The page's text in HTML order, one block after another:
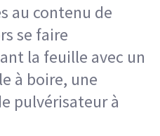
au contenu de
se faire
la feuille avec un
à boire, une
pulvérisateur à